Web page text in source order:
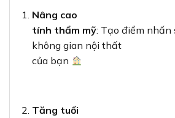
Nâng cao
tính thẩm mỹ: Tạo điểm nhấn
không gian nội thất
của bạn
Tăng tuổi